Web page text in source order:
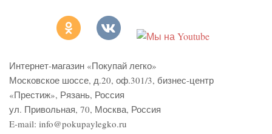
Интернет-магазин «Покупай легко»
Московское шоссе, д.20, оф.301/3, бизнес-центр
«Престиж», Рязань, Россия
ул. Привольная, 70, Москва, Россия
E-mail: info@pokupaylegko.ru